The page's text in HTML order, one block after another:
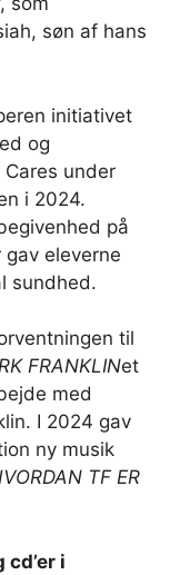
søn af hans
initiativet
og
under
i 2024.
på
eleverne
sundhed.
til
FRANKLINet
med
I 2024 gav
ny musik
TF ER
i